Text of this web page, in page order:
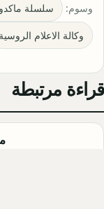
وسوم: سلسلة
وكالة الاعلام الروسية
قراءة مرتبطة